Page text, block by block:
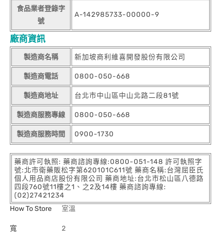
食品業者登錄字
號
A-142985733-00000-9
廠商資訊
製造商名稱 新加坡商利維喜開發股份有限公司
製造商電話 0800-050-668
製造商地址 台北市中山區中山北路二段81號
製造商服務專線 0800-050-668
製造商服務時間 0900-1730
藥商許可執照: 藥商諮詢專線:0800-051-148 許可執照字
號:北市衛藥販松字第620101C611號 藥商名稱:台灣屈臣氏
個人用品商店股份有限公司 藥商地址:台北市松山區八德路
四段760號11樓之1、之2及14樓 藥商諮詢專線:
(02)27421234
How To Store
室溫
寬 2